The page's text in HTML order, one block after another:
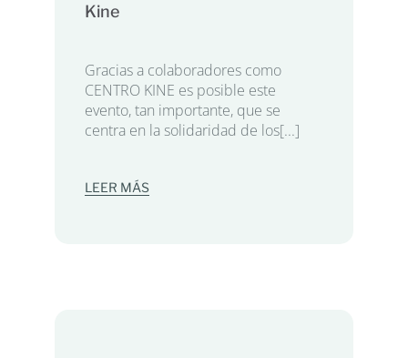
Kine
Gracias a colaboradores como
CENTRO KINE es posible este
evento, tan importante, que se
centra en la solidaridad de los[...]
LEER MÁS